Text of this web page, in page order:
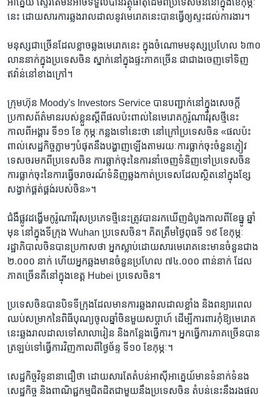
នេះ ដោយសារ​ការ​ឆ្លង​រាលដាល​នូវ​មេរោគ​នេះ​បាន​ធ្វើ​ឲ្យ​ស្ទះ​ដល់​ការងារ។
មនុស្ស​ជា​ច្រើន​ដែល​ខ្លាច​ឆ្លង​មេរោគ​នេះ ក្នុង​ចំណោម​មនុស្ស​ប្រហែល ៦៣០
លាន​នាក់​ក្នុង​ប្រទេស​ចិន ស្នាក់នៅ​ក្នុង​ផ្ទះ​ភាគ​ច្រើន ជាជាង​ចេញ​ទៅ​ទិញ​
ឥវ៉ាន់​នៅ​ខាង​ក្រៅ។
ក្រុមហ៊ុន Moody's Investors Service បាន​បញ្ជាក់​នៅ​ក្នុង​សេចក្ដី​
ប្រកាស​ព័ត៌មាន​របស់​ខ្លួន​ស្ដី​ពី​ផល​ប៉ះពាល់​នៃ​មេរោគ​កូរ៉ូណា​វីរុស​ថ្មី​នេះ​
កាលពី​អង្គារ ទី១១ ខែ កុម្ភៈ​កន្លង​ទៅ​នេះ​ថា នៅ​ក្រៅ​ប្រទេស​ចិន «ផល​ប៉ះ
ពាល់​សេដ្ឋកិច្ច​ភ្លាមៗ​បំផុត​នឹង​បង្ហាញ​ឡើង​តាម​រយៈ​ការ​ធ្លាក់​ចុះ​ចំនួន​ភ្ញៀវ​
ទេសចរ​មក​ពី​ប្រទេស​ចិន ការ​ធ្លាក់​ចុះ​នៃ​ការ​នាំ​ចេញ​ទំនិញ​ទៅ​ប្រទេស​ចិន
ការ​ធ្លាក់​ចុះ​នៃ​ការ​ធ្វើ​ចរាចរណ៍​ទំនិញ​ឆ្លង​កាត់​ប្រទេស​ដែល​ស្ថិត​នៅ​ក្នុង​ខ្សែ​
សង្វាក់​ផ្គត់ផ្គង់​របស់​ចិន»។
ជំងឺ​ផ្លូវ​ដង្ហើម​កូរ៉ូណា​វីរុស​ប្រភេទ​ថ្មី​នេះ​ត្រូវ​បាន​រក​ឃើញ​ដំបូង​កាល​ពី​ខែ​ធ្នូ ឆ្នាំ​
មុន នៅ​ក្នុង​ទីក្រុង Wuhan ប្រទេស​ចិន។ គិត​ត្រឹម​ថ្ងៃ​ពុធ​ទី ១៩ ខែ​កុម្ភៈ
រដ្ឋាភិបាល​ចិន​បាន​ប្រកាស​ថា អ្នក​ស្លាប់​ដោយសារ​មេរោគ​នេះ​មាន​ចំនួន​ជាង
២.០០០ នាក់ ហើយ​អ្នក​ឆ្លង​មាន​ចំនួន​ប្រហែល ៧៤.០០០ ពាន់​នាក់ ដែល​
ភាគច្រើន​គឺ​នៅ​ក្នុង​ខេត្ត Hubei ប្រទេស​ចិន។
ប្រទេស​ចិន​បាន​បិទ​ទីក្រុង​ដែល​មាន​ការ​ឆ្លង​រាលដាល​ខ្លាំង និង​ពន្យារពេល​
ឈប់​សម្រាក​នៃ​ពិធី​បុណ្យ​ចូល​ឆ្នាំ​ចិន​មួយ​សប្ដាហ៍ ដើម្បី​ការពារ​កុំ​ឱ្យ​មេរោគ​
នេះ​ឆ្លង​រាលដាល​ទៅ​សាលារៀន និង​កន្លែង​ធ្វើ​ការ។ អ្នក​ធ្វើ​ការ​ភាគច្រើន​បាន​
ត្រឡប់​ទៅ​ធ្វើ​ការ​វិញ​កាល​ពី​ថ្ងៃ​ច័ន្ទ ទី១០ ខែ​កុម្ភៈ។
សេដ្ឋកិច្ច​វិទូ​នានា​ជឿ​ថា ដោយសារ​តែ​តំបន់​អាស៊ី​អាគ្នេយ៍​មាន​ទំនាក់ទំនង​
សេដ្ឋកិច្ច និង​ពាណិជ្ជកម្ម​ជិតដិត​ជាមួយ​នឹង​ប្រទេស​ចិន តំបន់​នេះ​នឹង​រង​ផល​